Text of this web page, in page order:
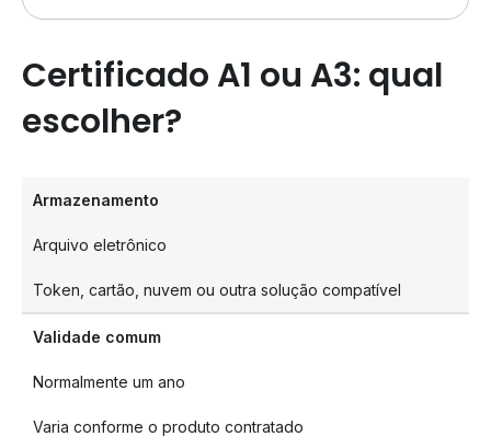
Certificado A1 ou A3: qual
escolher?
Armazenamento
Arquivo eletrônico
Token, cartão, nuvem ou outra solução compatível
Validade comum
Normalmente um ano
Varia conforme o produto contratado